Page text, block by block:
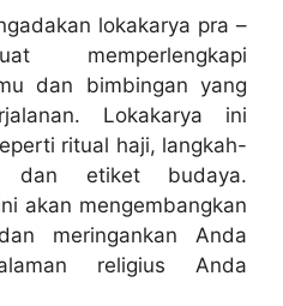
lokakarya pra –
memperlengkapi
dan bimbingan yang
Lokakarya ini
ritual haji, langkah-
dan etiket budaya.
akan mengembangkan
meringankan Anda
religius Anda